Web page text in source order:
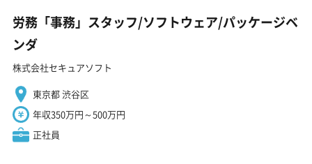
労務「事務」スタッフ/ソフトウェア/パッケージベ
ンダ
株式会社セキュアソフト
東京都 渋谷区
年収350万円～500万円
正社員